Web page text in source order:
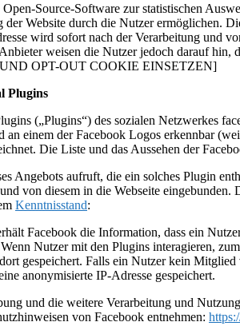
Open-Source-Software zur statistischen
Website durch die Nutzer ermöglichen.
wird sofort nach der Verarbeitung und
weisen die Nutzer jedoch darauf
OPT-OUT COOKIE EINSETZEN]
Plugins
(„Plugins“) des sozialen Netzwerkes
einem der Facebook Logos erkennbar
Die Liste und das Aussehen der
Angebots aufruft, die ein solches Plugin
von diesem in die Webseite
Kenntnisstand:
Facebook die Information, dass ein
Nutzer mit den Plugins interagieren,
gespeichert. Falls ein Nutzer kein
anonymisierte IP-Adresse gespeichert.
und die weitere Verarbeitung und
von Facebook entnehmen: